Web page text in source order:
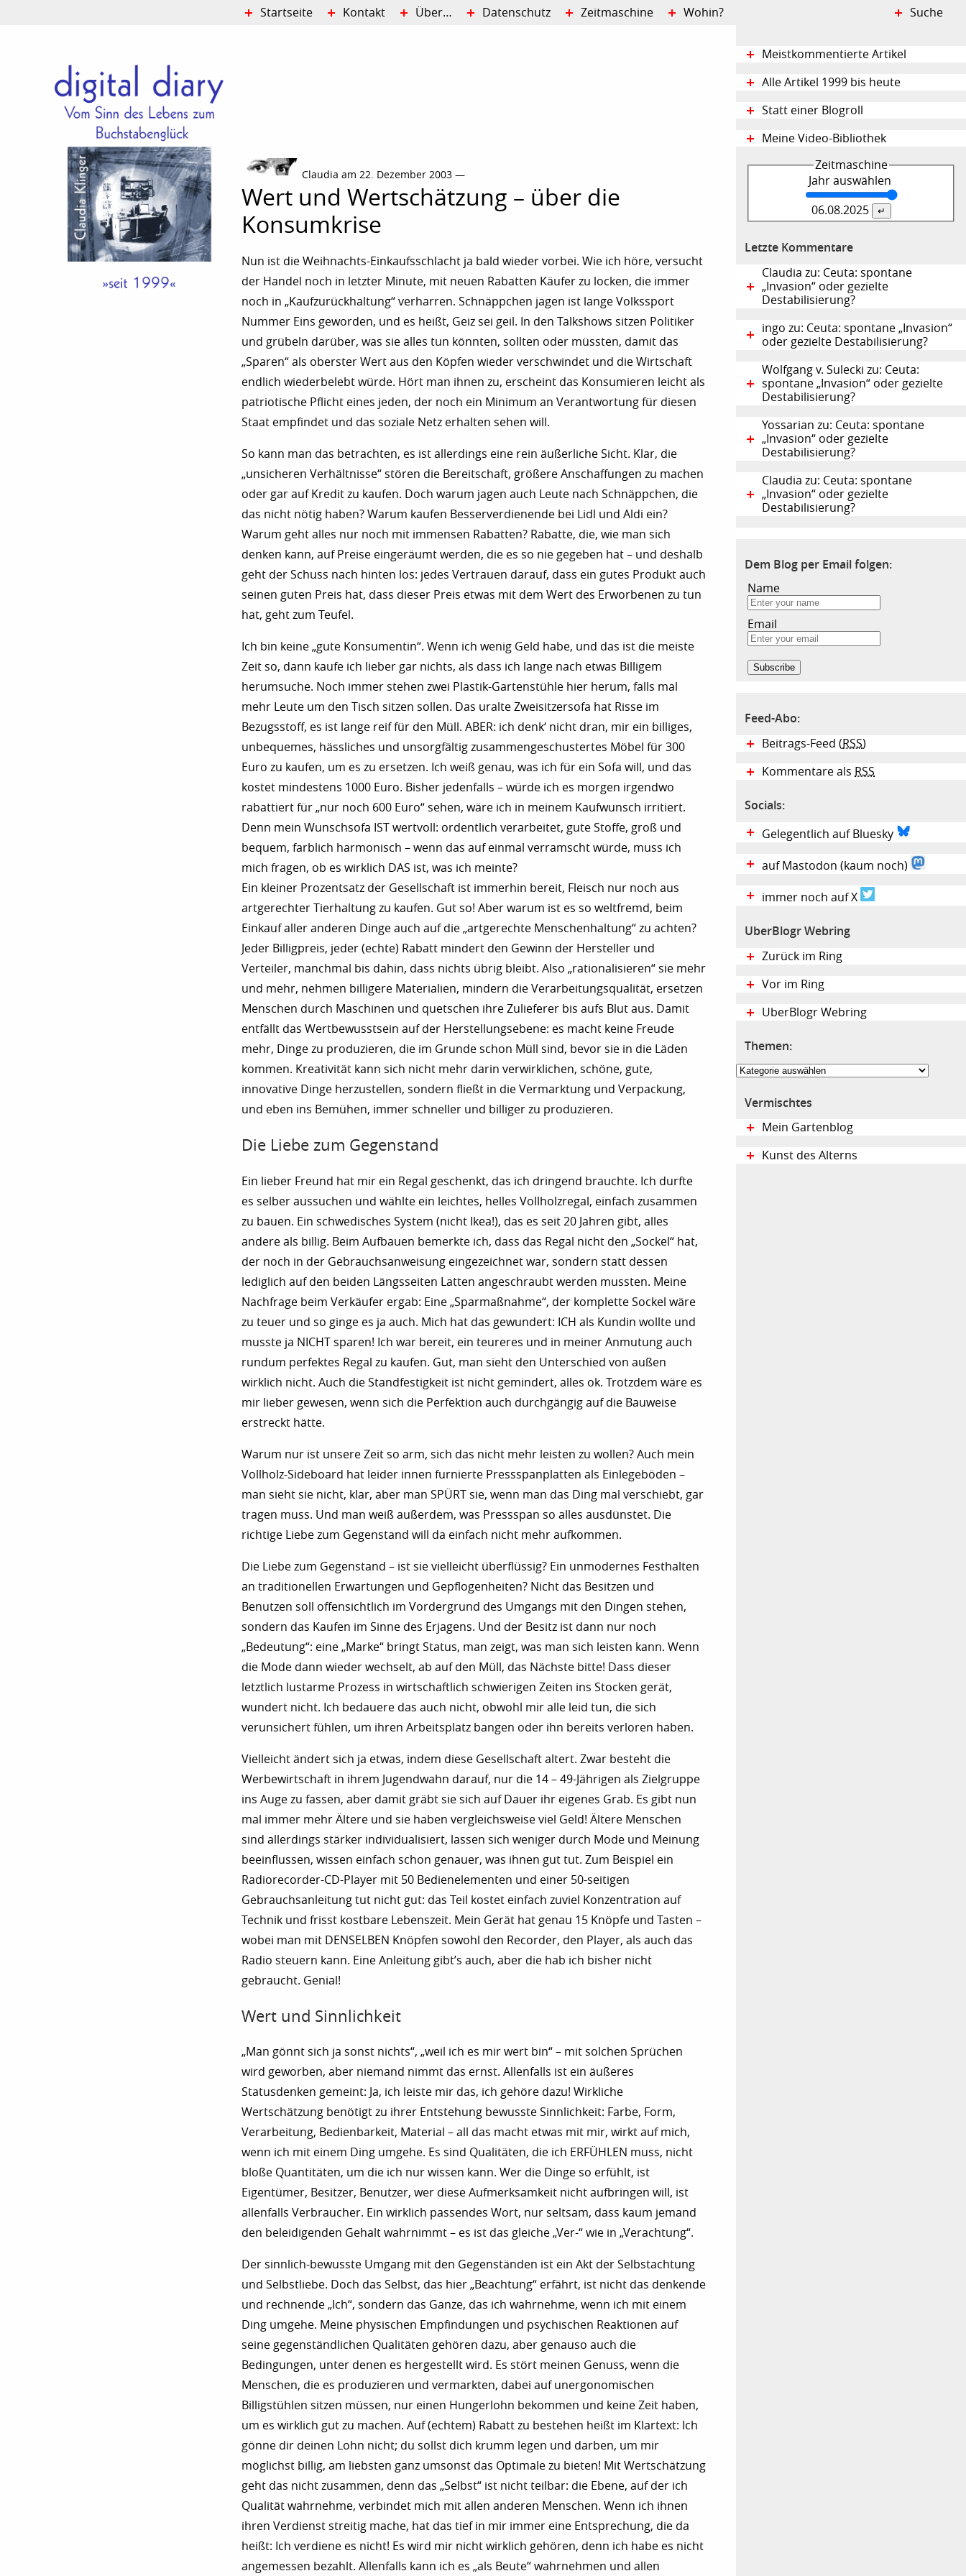
Claudia am 22. Dezember 2003 —
Wert und Wertschätzung – über die
Konsumkrise
Nun ist die Weihnachts-Einkaufsschlacht ja bald wieder vorbei. Wie ich höre, versucht
der Handel noch in letzter Minute, mit neuen Rabatten Käufer zu locken, die immer
noch in „Kaufzurückhaltung“ verharren. Schnäppchen jagen ist lange Volkssport
Nummer Eins geworden, und es heißt, Geiz sei geil. In den Talkshows sitzen Politiker
und grübeln darüber, was sie alles tun könnten, sollten oder müssten, damit das
„Sparen“ als oberster Wert aus den Köpfen wieder verschwindet und die Wirtschaft
endlich wiederbelebt würde. Hört man ihnen zu, erscheint das Konsumieren leicht als
patriotische Pflicht eines jeden, der noch ein Minimum an Verantwortung für diesen
Staat empfindet und das soziale Netz erhalten sehen will.
So kann man das betrachten, es ist allerdings eine rein äußerliche Sicht. Klar, die
„unsicheren Verhältnisse“ stören die Bereitschaft, größere Anschaffungen zu machen
oder gar auf Kredit zu kaufen. Doch warum jagen auch Leute nach Schnäppchen, die
das nicht nötig haben? Warum kaufen Besserverdienende bei Lidl und Aldi ein?
Warum geht alles nur noch mit immensen Rabatten? Rabatte, die, wie man sich
denken kann, auf Preise eingeräumt werden, die es so nie gegeben hat – und deshalb
geht der Schuss nach hinten los: jedes Vertrauen darauf, dass ein gutes Produkt auch
seinen guten Preis hat, dass dieser Preis etwas mit dem Wert des Erworbenen zu tun
hat, geht zum Teufel.
Ich bin keine „gute Konsumentin“. Wenn ich wenig Geld habe, und das ist die meiste
Zeit so, dann kaufe ich lieber gar nichts, als dass ich lange nach etwas Billigem
herumsuche. Noch immer stehen zwei Plastik-Gartenstühle hier herum, falls mal
mehr Leute um den Tisch sitzen sollen. Das uralte Zweisitzersofa hat Risse im
Bezugsstoff, es ist lange reif für den Müll. ABER: ich denk‘ nicht dran, mir ein billiges,
unbequemes, hässliches und unsorgfältig zusammengeschustertes Möbel für 300
Euro zu kaufen, um es zu ersetzen. Ich weiß genau, was ich für ein Sofa will, und das
kostet mindestens 1000 Euro. Bisher jedenfalls – würde ich es morgen irgendwo
rabattiert für „nur noch 600 Euro“ sehen, wäre ich in meinem Kaufwunsch irritiert.
Denn mein Wunschsofa IST wertvoll: ordentlich verarbeitet, gute Stoffe, groß und
bequem, farblich harmonisch – wenn das auf einmal verramscht würde, muss ich
mich fragen, ob es wirklich DAS ist, was ich meinte?
Ein kleiner Prozentsatz der Gesellschaft ist immerhin bereit, Fleisch nur noch aus
artgerechter Tierhaltung zu kaufen. Gut so! Aber warum ist es so weltfremd, beim
Einkauf aller anderen Dinge auch auf die „artgerechte Menschenhaltung“ zu achten?
Jeder Billigpreis, jeder (echte) Rabatt mindert den Gewinn der Hersteller und
Verteiler, manchmal bis dahin, dass nichts übrig bleibt. Also „rationalisieren“ sie mehr
und mehr, nehmen billigere Materialien, mindern die Verarbeitungsqualität, ersetzen
Menschen durch Maschinen und quetschen ihre Zulieferer bis aufs Blut aus. Damit
entfällt das Wertbewusstsein auf der Herstellungsebene: es macht keine Freude
mehr, Dinge zu produzieren, die im Grunde schon Müll sind, bevor sie in die Läden
kommen. Kreativität kann sich nicht mehr darin verwirklichen, schöne, gute,
innovative Dinge herzustellen, sondern fließt in die Vermarktung und Verpackung,
und eben ins Bemühen, immer schneller und billiger zu produzieren.
Die Liebe zum Gegenstand
Ein lieber Freund hat mir ein Regal geschenkt, das ich dringend brauchte. Ich durfte
es selber aussuchen und wählte ein leichtes, helles Vollholzregal, einfach zusammen
zu bauen. Ein schwedisches System (nicht Ikea!), das es seit 20 Jahren gibt, alles
andere als billig. Beim Aufbauen bemerkte ich, dass das Regal nicht den „Sockel“ hat,
der noch in der Gebrauchsanweisung eingezeichnet war, sondern statt dessen
lediglich auf den beiden Längsseiten Latten angeschraubt werden mussten. Meine
Nachfrage beim Verkäufer ergab: Eine „Sparmaßnahme“, der komplette Sockel wäre
zu teuer und so ginge es ja auch. Mich hat das gewundert: ICH als Kundin wollte und
musste ja NICHT sparen! Ich war bereit, ein teureres und in meiner Anmutung auch
rundum perfektes Regal zu kaufen. Gut, man sieht den Unterschied von außen
wirklich nicht. Auch die Standfestigkeit ist nicht gemindert, alles ok. Trotzdem wäre es
mir lieber gewesen, wenn sich die Perfektion auch durchgängig auf die Bauweise
erstreckt hätte.
Warum nur ist unsere Zeit so arm, sich das nicht mehr leisten zu wollen? Auch mein
Vollholz-Sideboard hat leider innen furnierte Pressspanplatten als Einlegeböden –
man sieht sie nicht, klar, aber man SPÜRT sie, wenn man das Ding mal verschiebt, gar
tragen muss. Und man weiß außerdem, was Pressspan so alles ausdünstet. Die
richtige Liebe zum Gegenstand will da einfach nicht mehr aufkommen.
Die Liebe zum Gegenstand – ist sie vielleicht überflüssig? Ein unmodernes Festhalten
an traditionellen Erwartungen und Gepflogenheiten? Nicht das Besitzen und
Benutzen soll offensichtlich im Vordergrund des Umgangs mit den Dingen stehen,
sondern das Kaufen im Sinne des Erjagens. Und der Besitz ist dann nur noch
„Bedeutung“: eine „Marke“ bringt Status, man zeigt, was man sich leisten kann. Wenn
die Mode dann wieder wechselt, ab auf den Müll, das Nächste bitte! Dass dieser
letztlich lustarme Prozess in wirtschaftlich schwierigen Zeiten ins Stocken gerät,
wundert nicht. Ich bedauere das auch nicht, obwohl mir alle leid tun, die sich
verunsichert fühlen, um ihren Arbeitsplatz bangen oder ihn bereits verloren haben.
Vielleicht ändert sich ja etwas, indem diese Gesellschaft altert. Zwar besteht die
Werbewirtschaft in ihrem Jugendwahn darauf, nur die 14 – 49-Jährigen als Zielgruppe
ins Auge zu fassen, aber damit gräbt sie sich auf Dauer ihr eigenes Grab. Es gibt nun
mal immer mehr Ältere und sie haben vergleichsweise viel Geld! Ältere Menschen
sind allerdings stärker individualisiert, lassen sich weniger durch Mode und Meinung
beeinflussen, wissen einfach schon genauer, was ihnen gut tut. Zum Beispiel ein
Radiorecorder-CD-Player mit 50 Bedienelementen und einer 50-seitigen
Gebrauchsanleitung tut nicht gut: das Teil kostet einfach zuviel Konzentration auf
Technik und frisst kostbare Lebenszeit. Mein Gerät hat genau 15 Knöpfe und Tasten –
wobei man mit DENSELBEN Knöpfen sowohl den Recorder, den Player, als auch das
Radio steuern kann. Eine Anleitung gibt’s auch, aber die hab ich bisher nicht
gebraucht. Genial!
Wert und Sinnlichkeit
„Man gönnt sich ja sonst nichts“, „weil ich es mir wert bin“ – mit solchen Sprüchen
wird geworben, aber niemand nimmt das ernst. Allenfalls ist ein äußeres
Statusdenken gemeint: Ja, ich leiste mir das, ich gehöre dazu! Wirkliche
Wertschätzung benötigt zu ihrer Entstehung bewusste Sinnlichkeit: Farbe, Form,
Verarbeitung, Bedienbarkeit, Material – all das macht etwas mit mir, wirkt auf mich,
wenn ich mit einem Ding umgehe. Es sind Qualitäten, die ich ERFÜHLEN muss, nicht
bloße Quantitäten, um die ich nur wissen kann. Wer die Dinge so erfühlt, ist
Eigentümer, Besitzer, Benutzer, wer diese Aufmerksamkeit nicht aufbringen will, ist
allenfalls Verbraucher. Ein wirklich passendes Wort, nur seltsam, dass kaum jemand
den beleidigenden Gehalt wahrnimmt – es ist das gleiche „Ver-“ wie in „Verachtung“.
Der sinnlich-bewusste Umgang mit den Gegenständen ist ein Akt der Selbstachtung
und Selbstliebe. Doch das Selbst, das hier „Beachtung“ erfährt, ist nicht das denkende
und rechnende „Ich“, sondern das Ganze, das ich wahrnehme, wenn ich mit einem
Ding umgehe. Meine physischen Empfindungen und psychischen Reaktionen auf
seine gegenständlichen Qualitäten gehören dazu, aber genauso auch die
Bedingungen, unter denen es hergestellt wird. Es stört meinen Genuss, wenn die
Menschen, die es produzieren und vermarkten, dabei auf unergonomischen
Billigstühlen sitzen müssen, nur einen Hungerlohn bekommen und keine Zeit haben,
um es wirklich gut zu machen. Auf (echtem) Rabatt zu bestehen heißt im Klartext: Ich
gönne dir deinen Lohn nicht; du sollst dich krumm legen und darben, um mir
möglichst billig, am liebsten ganz umsonst das Optimale zu bieten! Mit Wertschätzung
geht das nicht zusammen, denn das „Selbst“ ist nicht teilbar: die Ebene, auf der ich
Qualität wahrnehme, verbindet mich mit allen anderen Menschen. Wenn ich ihnen
ihren Verdienst streitig mache, hat das tief in mir immer eine Entsprechung, die da
heißt: Ich verdiene es nicht! Es wird mir nicht wirklich gehören, denn ich habe es nicht
angemessen bezahlt. Allenfalls kann ich es „als Beute“ wahrnehmen und allen
Suche
Startseite Kontakt Über… Datenschutz Zeitmaschine Wohin?
Meistkommentierte Artikel
Alle Artikel 1999 bis heute
Statt einer Blogroll
Meine Video-Bibliothek
Zeitmaschine
Jahr auswählen
06.08.2025
Letzte Kommentare
Claudia zu: Ceuta: spontane
„Invasion“ oder gezielte
Destabilisierung?
ingo zu: Ceuta: spontane „Invasion“
oder gezielte Destabilisierung?
Wolfgang v. Sulecki zu: Ceuta:
spontane „Invasion“ oder gezielte
Destabilisierung?
Yossarian zu: Ceuta: spontane
„Invasion“ oder gezielte
Destabilisierung?
Claudia zu: Ceuta: spontane
„Invasion“ oder gezielte
Destabilisierung?
Dem Blog per Email folgen:
Name
Email
Feed-Abo:
Beitrags-Feed (RSS)
Kommentare als RSS
Socials:
Gelegentlich auf Bluesky
auf Mastodon (kaum noch)
immer noch auf X
UberBlogr Webring
Zurück im Ring
Vor im Ring
UberBlogr Webring
Themen:
Themen:
Vermischtes
Mein Gartenblog
Kunst des Alterns